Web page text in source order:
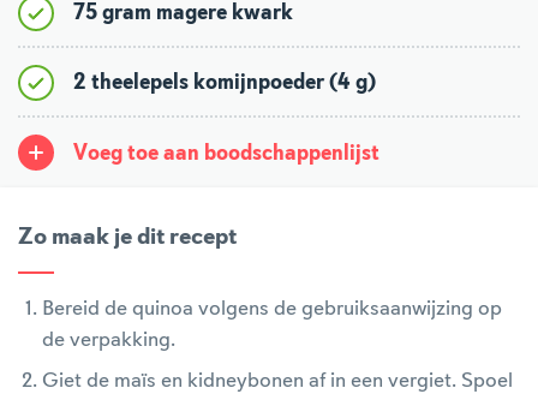
75 gram magere kwark
2 theelepels komijnpoeder (4 g)
Voeg toe aan boodschappenlijst
Zo maak je dit recept
Bereid de quinoa volgens de gebruiksaanwijzing op
de verpakking.
Giet de maïs en kidneybonen af in een vergiet. Spoel